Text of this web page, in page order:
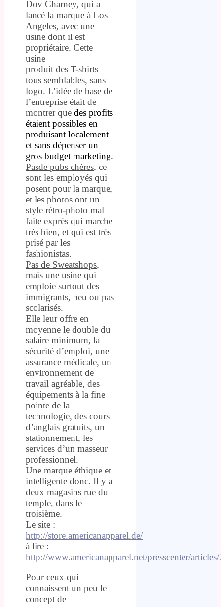
Dov Charney, qui a
lancé la marque à Los
Angeles, avec une
usine dont il est
propriétaire. Cette
usine
produit des T-shirts
tous semblables, sans
logo. L’idée de base de
l’entreprise était de
montrer que des profits
étaient possibles en
produisant localement
et sans dépenser un
gros budget marketing.
Pasde pubs chères, ce
sont les employés qui
posent pour la marque,
et les photos ont un
style rétro-photo mal
faite exprès qui marche
très bien, et qui est très
prisé par les
fashionistas.
Pas de Sweatshops,
mais une usine qui
emploie surtout des
immigrants, peu ou pas
scolarisés.
Elle leur offre en
moyenne le double du
salaire minimum, la
sécurité d’emploi, une
assurance médicale, un
environnement de
travail agréable, des
équipements à la fine
pointe de la
technologie, des cours
d’anglais gratuits, un
stationnement, les
services d’un masseur
professionnel.
Une marque éthique et
intelligente donc. Il y a
deux magasins rue du
temple, dans le
troisième.
Le site :
http://store.americanapparel.de/
à lire :
http://www.americanapparel.net/presscenter/
Pour ceux qui
connaissent un peu le
concept de